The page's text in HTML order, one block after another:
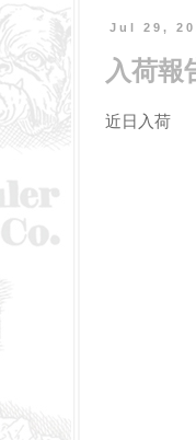
Jul 29,
入荷報
近日入荷